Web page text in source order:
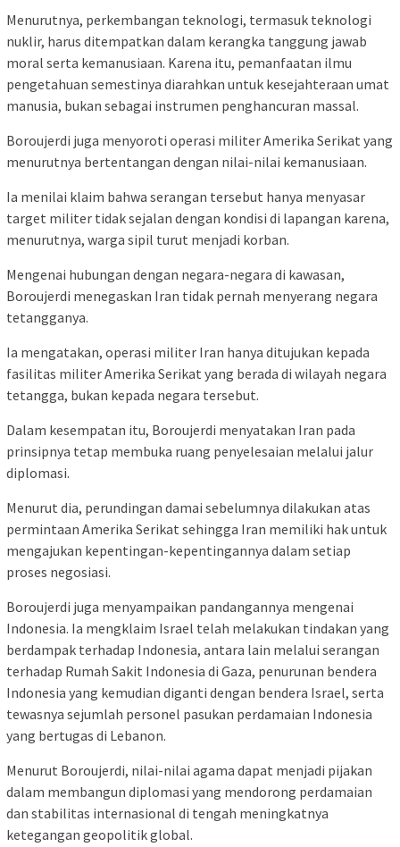
Menurutnya, perkembangan teknologi, termasuk teknologi
nuklir, harus ditempatkan dalam kerangka tanggung jawab
moral serta kemanusiaan. Karena itu, pemanfaatan ilmu
pengetahuan semestinya diarahkan untuk kesejahteraan umat
manusia, bukan sebagai instrumen penghancuran massal.
Boroujerdi juga menyoroti operasi militer Amerika Serikat yang
menurutnya bertentangan dengan nilai-nilai kemanusiaan.
Ia menilai klaim bahwa serangan tersebut hanya menyasar
target militer tidak sejalan dengan kondisi di lapangan karena,
menurutnya, warga sipil turut menjadi korban.
Mengenai hubungan dengan negara-negara di kawasan,
Boroujerdi menegaskan Iran tidak pernah menyerang negara
tetangganya.
Ia mengatakan, operasi militer Iran hanya ditujukan kepada
fasilitas militer Amerika Serikat yang berada di wilayah negara
tetangga, bukan kepada negara tersebut.
Dalam kesempatan itu, Boroujerdi menyatakan Iran pada
prinsipnya tetap membuka ruang penyelesaian melalui jalur
diplomasi.
Menurut dia, perundingan damai sebelumnya dilakukan atas
permintaan Amerika Serikat sehingga Iran memiliki hak untuk
mengajukan kepentingan-kepentingannya dalam setiap
proses negosiasi.
Boroujerdi juga menyampaikan pandangannya mengenai
Indonesia. Ia mengklaim Israel telah melakukan tindakan yang
berdampak terhadap Indonesia, antara lain melalui serangan
terhadap Rumah Sakit Indonesia di Gaza, penurunan bendera
Indonesia yang kemudian diganti dengan bendera Israel, serta
tewasnya sejumlah personel pasukan perdamaian Indonesia
yang bertugas di Lebanon.
Menurut Boroujerdi, nilai-nilai agama dapat menjadi pijakan
dalam membangun diplomasi yang mendorong perdamaian
dan stabilitas internasional di tengah meningkatnya
ketegangan geopolitik global.